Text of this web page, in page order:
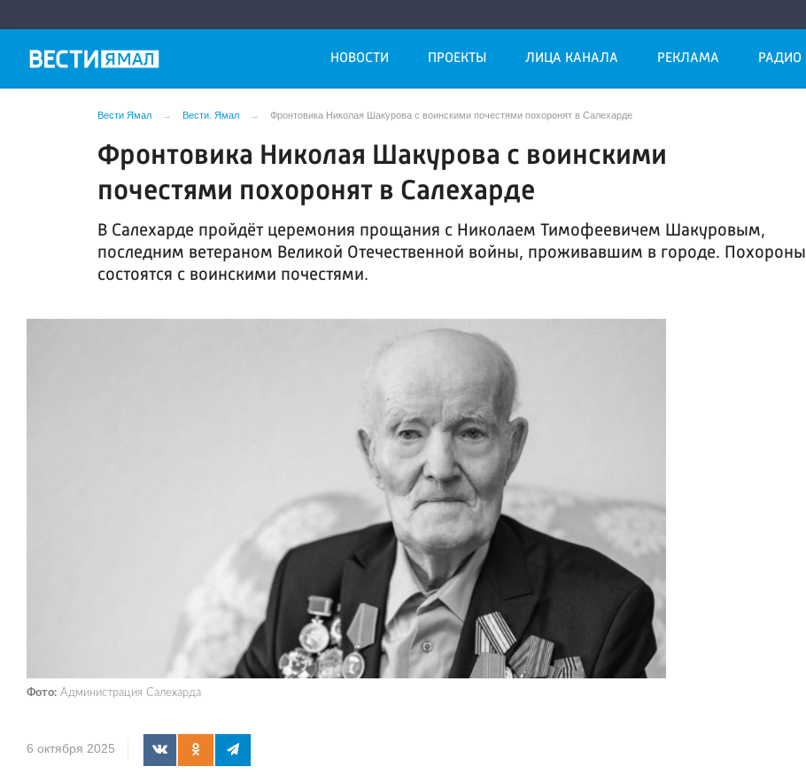
НОВОСТИ ПРОЕКТЫ ЛИЦА КАНАЛА РЕКЛАМА РАДИО
Вести Ямал Вести. Ямал Фронтовика Николая Шакурова с воинскими почестями похоронят в Салехарде
Фронтовика Николая Шакурова с воинскими
почестями похоронят в Салехарде
В Салехарде пройдёт церемония прощания с Николаем Тимофеевичем Шакуровым,
последним ветераном Великой Отечественной войны, проживавшим в городе. Похороны
состоятся с воинскими почестями.
Фото: Администрация Салехарда
6 октября 2025